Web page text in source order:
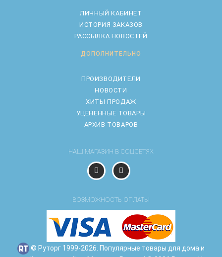
ЛИЧНЫЙ КАБИНЕТ
ИСТОРИЯ ЗАКАЗОВ
РАССЫЛКА НОВОСТЕЙ
ДОПОЛНИТЕЛЬНО
ПРОИЗВОДИТЕЛИ
НОВОСТИ
ХИТЫ ПРОДАЖ
УЦЕНЕННЫЕ ТОВАРЫ
АРХИВ ТОВАРОВ
НАШ МАГАЗИН В СОЦСЕТЯХ
ВОЗМОЖНОСТЬ ОПЛАТЫ
© Руторг 1999-2026. Популярные товары для дома и